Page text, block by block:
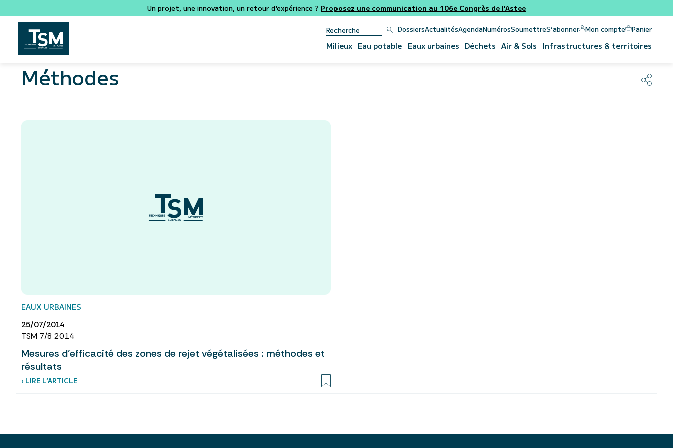
Un projet, une innovation, un retour d'expérience ? Proposez une communication au 106e Congrès de l'Astee
DossiersActualitésAgendaNumérosSoumettreS’abonner Mon compte Panier
Milieux Eau potable Eaux urbaines Déchets Air & Sols Infrastructures & territoires
Méthodes
EAUX URBAINES
25/07/2014
TSM 7/8 2014
Mesures d’efficacité des zones de rejet végétalisées : méthodes et
résultats
› LIRE L’ARTICLE